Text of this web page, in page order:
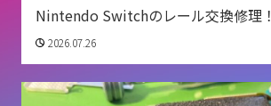
Nintendo Switchのレール交換修理！
2026.07.26